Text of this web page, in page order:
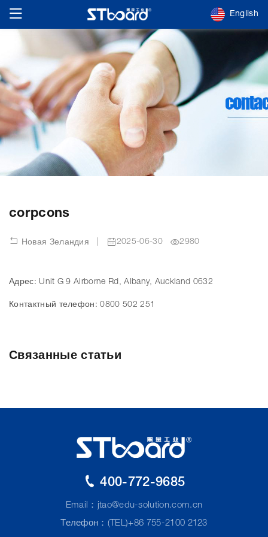
English
corpcons
Новая Зеландия 2025-06-30 2980
Адрес: Unit G 9 Airborne Rd, Albany, Auckland 0632
Контактный телефон: 0800 502 251
Связанные статьи
400-772-9685
Email： jtao@edu-solution.com.cn
Телефон：(TEL)+86 755-2100 2123